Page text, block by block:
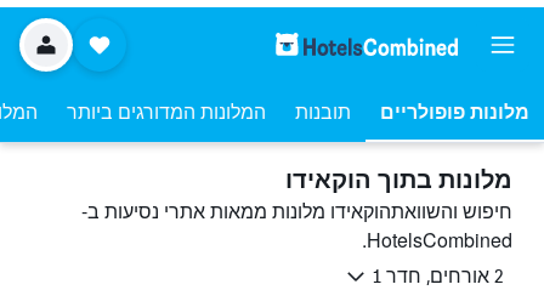
מלונות פופולריים תובנות המלונות המדורגים ביותר
מלונות בתוך הוקאידו
חיפוש והשוואתהוקאידו מלונות ממאות אתרי נסיעות ב-
HotelsCombined.
2 אורחים, חדר 1